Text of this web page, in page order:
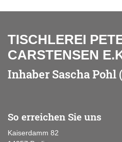
TISCHLEREI
CARSTENSEN
Inhaber Sascha
So erreichen Sie uns
Kaiserdamm 82